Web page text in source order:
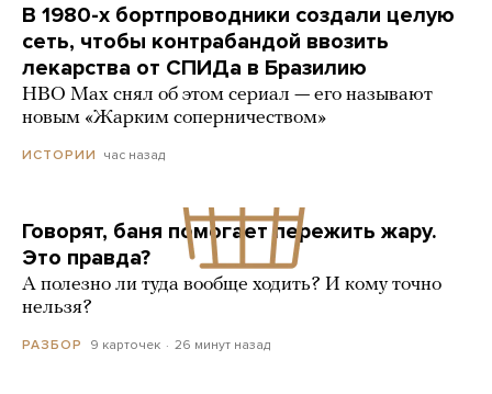
В 1980-х бортпроводники создали целую
сеть, чтобы контрабандой ввозить
лекарства от СПИДа в Бразилию
HBO Max снял об этом сериал — его называют
новым «Жарким соперничеством»
ИСТОРИИ час назад
Говорят, баня помогает пережить жару.
Это правда?
А полезно ли туда вообще ходить? И кому точно
нельзя?
РАЗБОР 9 карточек 26 минут назад